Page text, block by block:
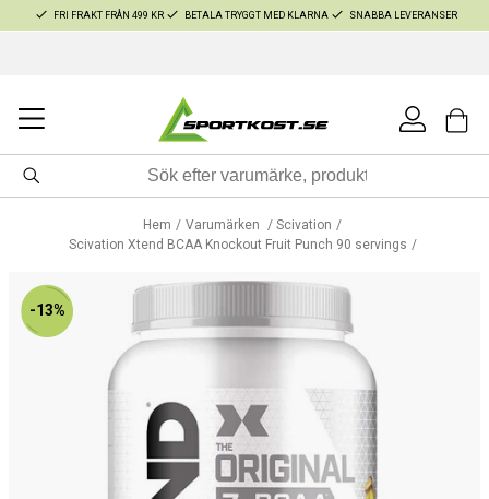
FRI FRAKT FRÅN 499 KR BETALA TRYGGT MED KLARNA SNABBA LEVERANSER
Hem Varumärken
Scivation
Scivation Xtend BCAA Knockout Fruit Punch 90 servings
-13%